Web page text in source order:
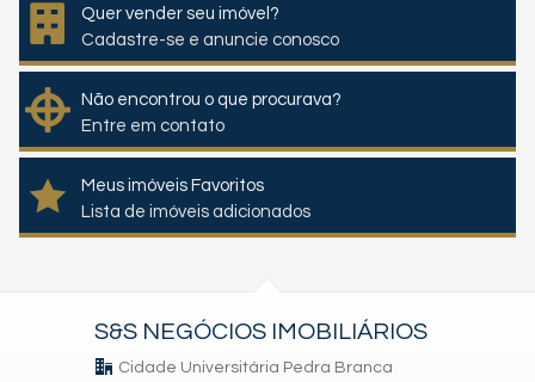
Quer vender seu imóvel?
Cadastre-se e anuncie conosco
Não encontrou o que procurava?
Entre em contato
Meus imóveis Favoritos
Lista de imóveis adicionados
S&S NEGÓCIOS IMOBILIÁRIOS
Cidade Universitária Pedra Branca